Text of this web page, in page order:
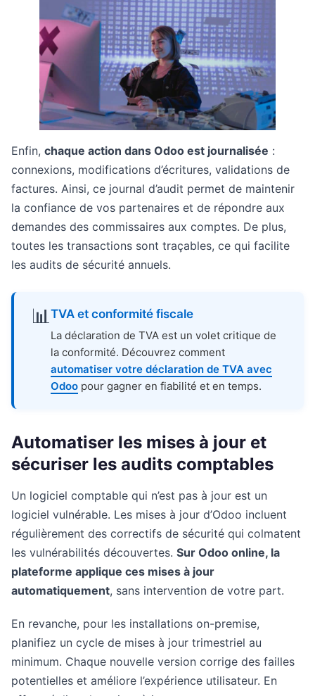
Enfin, chaque action dans Odoo est journalisée :
connexions, modifications d’écritures, validations de
factures. Ainsi, ce journal d’audit permet de maintenir
la confiance de vos partenaires et de répondre aux
demandes des commissaires aux comptes. De plus,
toutes les transactions sont traçables, ce qui facilite
les audits de sécurité annuels.
📊TVA et conformité fiscale
La déclaration de TVA est un volet critique de
la conformité. Découvrez comment
automatiser votre déclaration de TVA avec
Odoo pour gagner en fiabilité et en temps.
Automatiser les mises à jour et
sécuriser les audits comptables
Un logiciel comptable qui n’est pas à jour est un
logiciel vulnérable. Les mises à jour d’Odoo incluent
régulièrement des correctifs de sécurité qui colmatent
les vulnérabilités découvertes. Sur Odoo online, la
plateforme applique ces mises à jour
automatiquement, sans intervention de votre part.
En revanche, pour les installations on-premise,
planifiez un cycle de mises à jour trimestriel au
minimum. Chaque nouvelle version corrige des failles
potentielles et améliore l’expérience utilisateur. En